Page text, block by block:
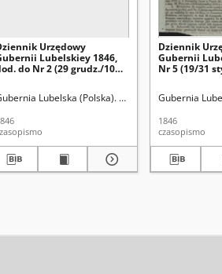
Urzędowy
Lubelskiey 1846,
do Nr 2 (29 grudz./10
Lubelska (Polska). Rząd Gubernialny.
Dziennik
Gubernii
Nr 5 (19/31
Gubernia
1846
czasopismo